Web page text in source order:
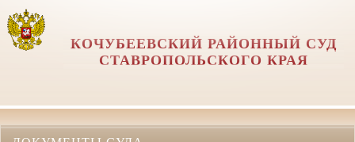
КОЧУБЕЕВСКИЙ РАЙОННЫЙ СУД
СТАВРОПОЛЬСКОГО КРАЯ